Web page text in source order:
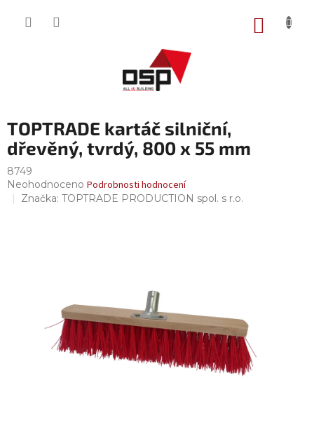
TOPTRADE kartáč silniční,
dřevěný, tvrdý, 800 x 55 mm
8749
Průměrné
hodnocení
Neohodnoceno Podrobnosti hodnocení
Značka: TOPTRADE PRODUCTION spol. s r.o.